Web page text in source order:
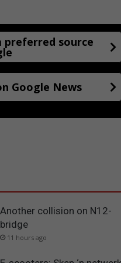
preferred source
Google News
Another collision on N12-
bridge
11 hours ago